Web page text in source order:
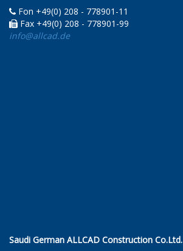
Fon +49(0) 208 - 778901-11
Fax +49(0) 208 - 778901-99
info@allcad.de
Saudi German ALLCAD Construction Co.Ltd.